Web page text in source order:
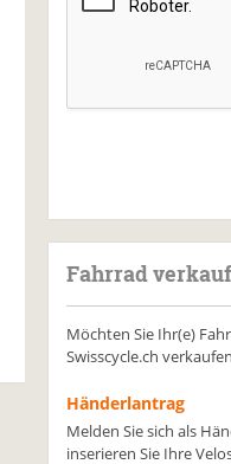
Fahrrad
Möchten Sie Ihr(e)
Swisscycle.ch
Händerlantrag
Melden Sie sich als
inserieren Sie Ihre